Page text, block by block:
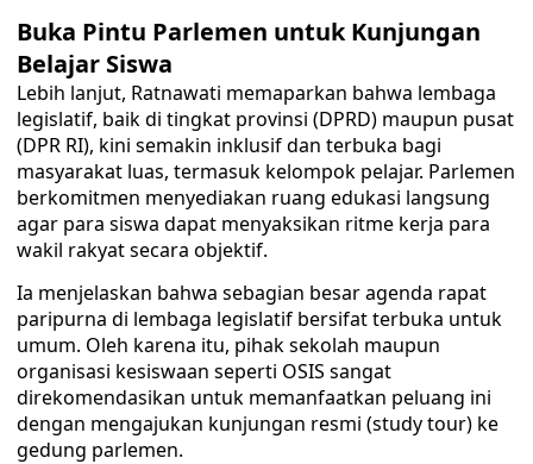
Buka Pintu Parlemen untuk Kunjungan
Belajar Siswa
Lebih lanjut, Ratnawati memaparkan bahwa lembaga
legislatif, baik di tingkat provinsi (DPRD) maupun pusat
(DPR RI), kini semakin inklusif dan terbuka bagi
masyarakat luas, termasuk kelompok pelajar. Parlemen
berkomitmen menyediakan ruang edukasi langsung
agar para siswa dapat menyaksikan ritme kerja para
wakil rakyat secara objektif.
Ia menjelaskan bahwa sebagian besar agenda rapat
paripurna di lembaga legislatif bersifat terbuka untuk
umum. Oleh karena itu, pihak sekolah maupun
organisasi kesiswaan seperti OSIS sangat
direkomendasikan untuk memanfaatkan peluang ini
dengan mengajukan kunjungan resmi (study tour) ke
gedung parlemen.